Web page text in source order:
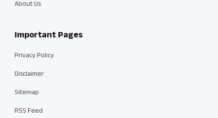
About Us
Important Pages
Privacy Policy
Disclaimer
Sitemap
RSS Feed